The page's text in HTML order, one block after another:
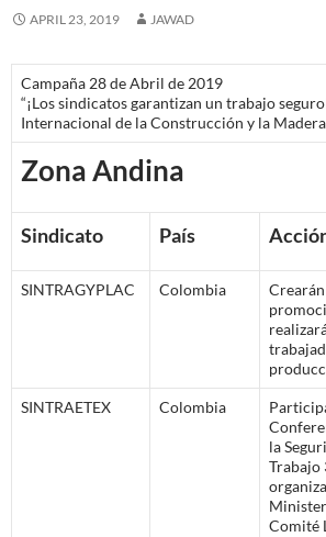
APRIL 23, 2019 JAWAD
Campaña 28 de Abril de 2019
“¡Los sindicatos garantizan un trabajo
Internacional de la Construcción y la
Zona Andina
Sindicato País
SINTRAGYPLAC Colombia
SINTRAETEX Colombia
la
Trabajo
Comité